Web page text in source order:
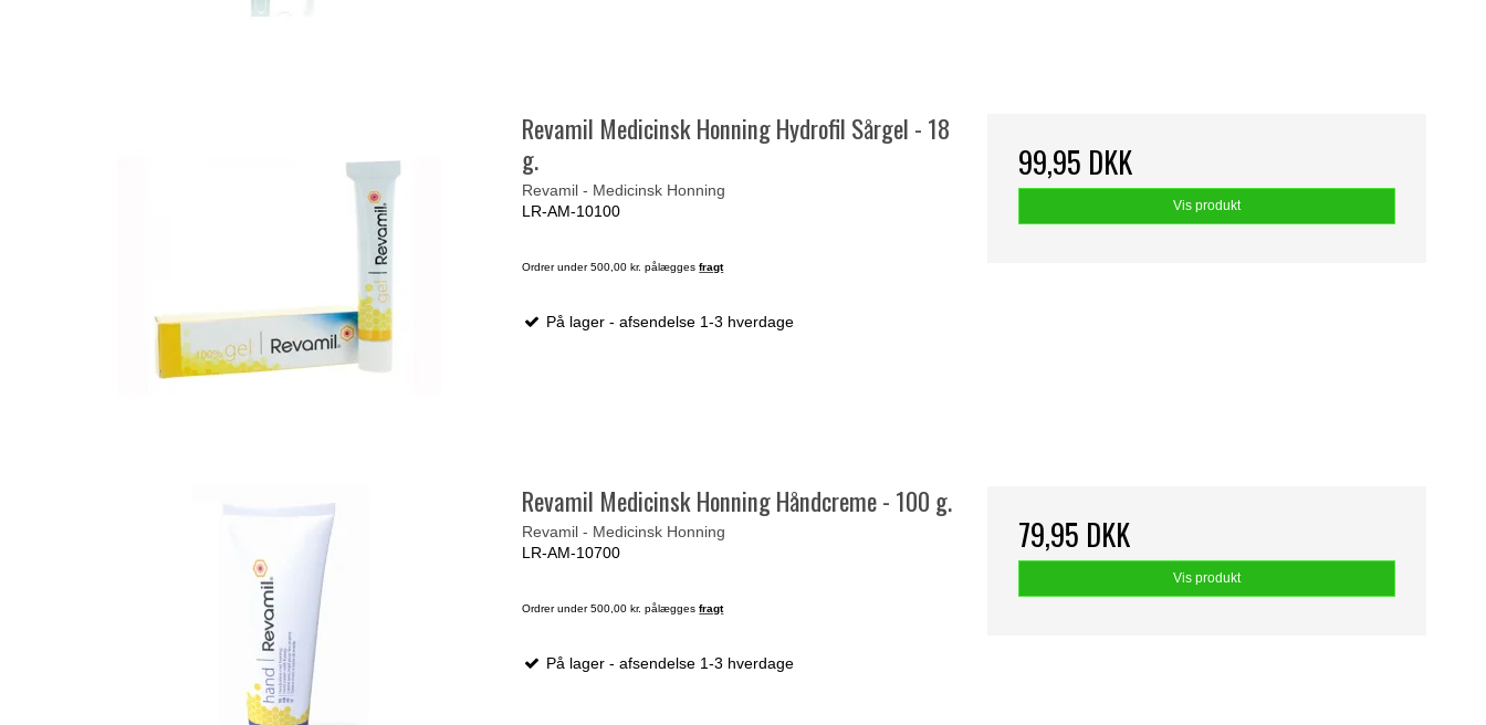
Revamil Medicinsk Honning Hydrofil Sårgel - 18
g.
Revamil - Medicinsk Honning
LR-AM-10100
Ordrer under 500,00 kr. pålæggesfragt
På lager - afsendelse 1-3 hverdage
99,95 DKK
Vis produkt
Revamil Medicinsk Honning Håndcreme - 100 g.
Revamil - Medicinsk Honning
LR-AM-10700
Ordrer under 500,00 kr. pålæggesfragt
På lager - afsendelse 1-3 hverdage
79,95 DKK
Vis produkt